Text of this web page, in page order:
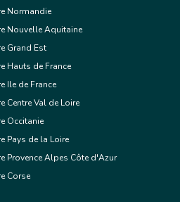
Normandie
Nouvelle Aquitaine
Grand Est
Hauts de France
Ile de France
Centre Val de Loire
Occitanie
Pays de la Loire
Provence Alpes Côte d'Azur
Corse